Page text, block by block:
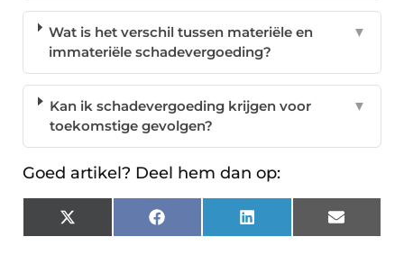
Wat is het verschil tussen materiële en
immateriële schadevergoeding?
▼
Kan ik schadevergoeding krijgen voor
toekomstige gevolgen?
▼
Goed artikel? Deel hem dan op:
X
(Twitter)
Facebook LinkedIn Email